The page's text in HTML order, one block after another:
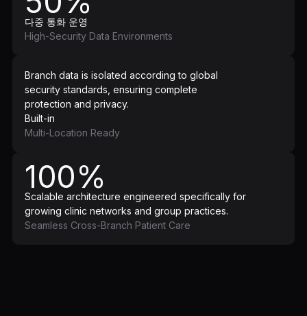
다중 통화 운영
High-Security Data Environments
Branch data is isolated according to global
security standards, ensuring complete
protection and privacy.
Built-in
Multi-Location Ready
100%
Scalable architecture engineered specifically for
growing clinic networks and group practices.
Seamless Cross-Branch Patient Care